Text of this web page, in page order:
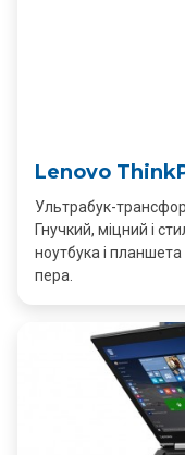
Lenovo
Ультрабук-
Гнучкий, міцний і
ноутбука і
пера.